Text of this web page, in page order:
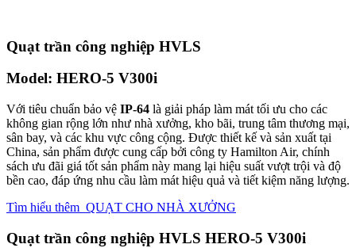
Quạt trần công nghiệp HVLS
Model: HERO-5 V300i
Với tiêu chuẩn bảo vệ IP-64 là giải pháp làm mát tối ưu cho các
không gian rộng lớn như nhà xưởng, kho bãi, trung tâm thương mại,
sân bay, và các khu vực công cộng. Được thiết kế và sản xuất tại
China, sản phẩm được cung cấp bởi công ty Hamilton Air, chính
sách ưu đãi giá tốt sản phẩm này mang lại hiệu suất vượt trội và độ
bền cao, đáp ứng nhu cầu làm mát hiệu quả và tiết kiệm năng lượng.
Tìm hiểu thêm QUẠT CHO NHÀ XƯỞNG
Quạt trần công nghiệp HVLS HERO-5 V300i